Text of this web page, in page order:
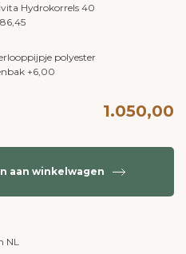
Hydrokorrels 40
polyester
+6,00
1.050,00
aan winkelwagen
NL